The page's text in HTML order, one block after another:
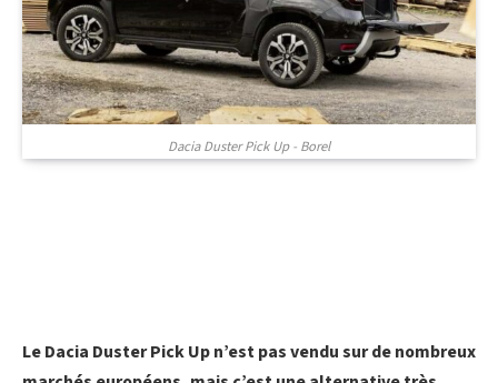
Dacia Duster Pick Up - Borel
Le Dacia Duster Pick Up n’est pas vendu sur de nombreux